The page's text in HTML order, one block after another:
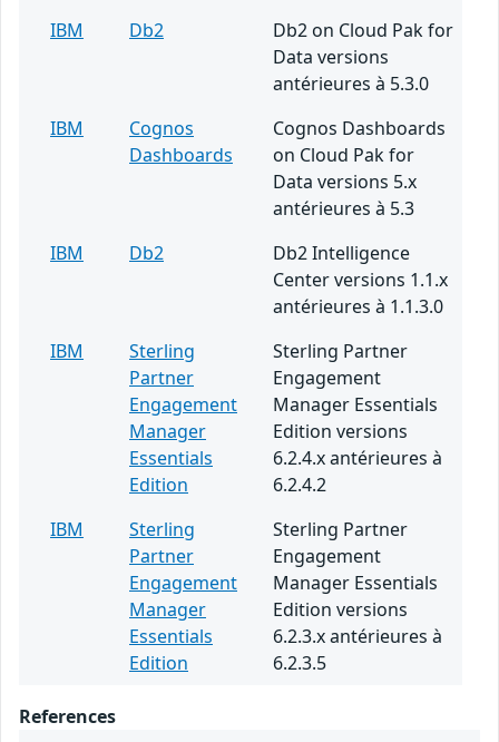
IBM
Db2
Db2 on Cloud Pak for
Data versions
antérieures à 5.3.0
IBM
Cognos
Dashboards
Cognos Dashboards
on Cloud Pak for
Data versions 5.x
antérieures à 5.3
IBM
Db2
Db2 Intelligence
Center versions 1.1.x
antérieures à 1.1.3.0
IBM
Sterling
Partner
Engagement
Manager
Essentials
Edition
Sterling Partner
Engagement
Manager Essentials
Edition versions
6.2.4.x antérieures à
6.2.4.2
IBM
Sterling
Partner
Engagement
Manager
Essentials
Edition
Sterling Partner
Engagement
Manager Essentials
Edition versions
6.2.3.x antérieures à
6.2.3.5
References